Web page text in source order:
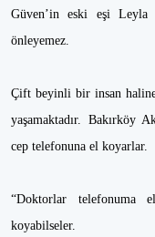
Güven’in eski eşi Leyla
önleyemez.
Çift beyinli bir insan haline
yaşamaktadır. Bakırköy
cep telefonuna el koyarlar.
“Doktorlar telefonuma
koyabilseler.